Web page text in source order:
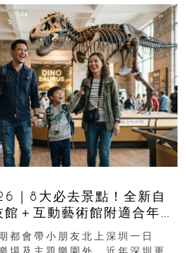
｜8大必去景點！全新自
＋互動藝術館附適合年
時間
都會帶小朋友北上深圳一日